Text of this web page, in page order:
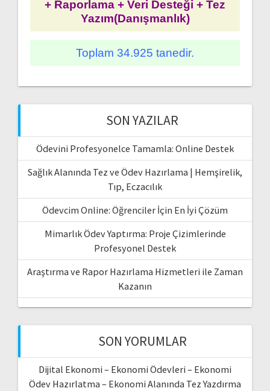
+ Raporlama + Veri Desteği + Tez
Yazım(Danışmanlık)
Toplam 34.925 tanedir.
SON YAZILAR
Ödevini Profesyonelce Tamamla: Online Destek
Sağlık Alanında Tez ve Ödev Hazırlama | Hemşirelik,
Tıp, Eczacılık
Ödevcim Online: Öğrenciler İçin En İyi Çözüm
Mimarlık Ödev Yaptırma: Proje Çizimlerinde
Profesyonel Destek
Araştırma ve Rapor Hazırlama Hizmetleri ile Zaman
Kazanın
SON YORUMLAR
Dijital Ekonomi – Ekonomi Ödevleri – Ekonomi
Ödev Hazırlatma – Ekonomi Alanında Tez Yazdırma